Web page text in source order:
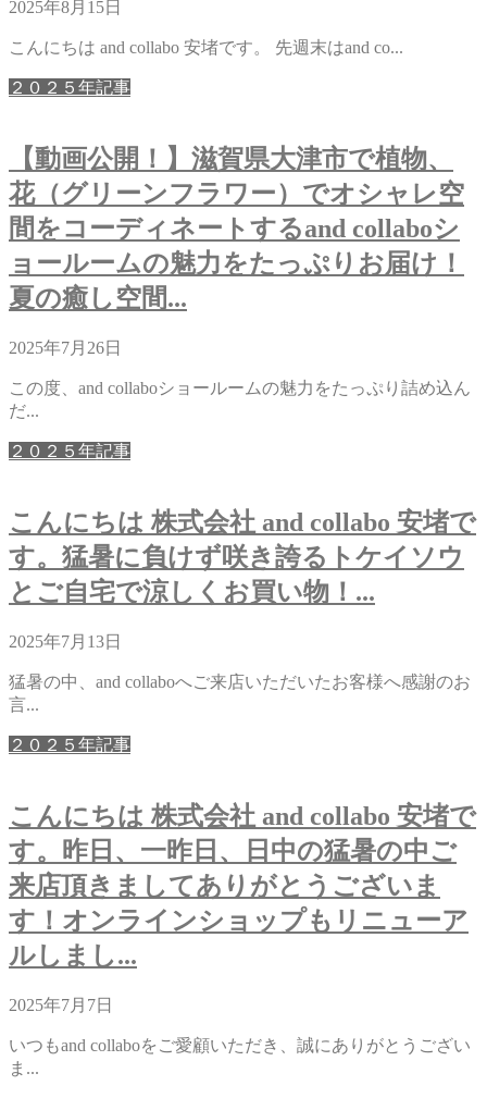
2025年8月15日
こんにちは and collabo 安堵です。 先週末はand co...
２０２５年記事
【動画公開！】滋賀県大津市で植物、
花（グリーンフラワー）でオシャレ空
間をコーディネートするand collaboシ
ョールームの魅力をたっぷりお届け！
夏の癒し空間...
2025年7月26日
この度、and collaboショールームの魅力をたっぷり詰め込ん
だ...
２０２５年記事
こんにちは 株式会社 and collabo 安堵で
す。猛暑に負けず咲き誇るトケイソウ
とご自宅で涼しくお買い物！...
2025年7月13日
猛暑の中、and collaboへご来店いただいたお客様へ感謝のお
言...
２０２５年記事
こんにちは 株式会社 and collabo 安堵で
す。昨日、一昨日、日中の猛暑の中ご
来店頂きましてありがとうございま
す！オンラインショップもリニューア
ルしまし...
2025年7月7日
いつもand collaboをご愛顧いただき、誠にありがとうござい
ま...